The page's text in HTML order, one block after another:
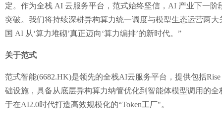
定。作为全栈 AI 云服务平台，范式始终坚信，AI 产业下一
突破。我们将持续深耕异构算力统一调度与模型生态运营两
国 AI 从‘算力堆砌’真正迈向‘算力编排’的新时代。”
关于范式
范式智能(6682.HK)是领先的全栈AI云服务平台，提供包括
础设施，具备从底层异构算力纳管优化到智能体模型调用的
于在AI2.0时代打造高效规模化的“Token工厂"。